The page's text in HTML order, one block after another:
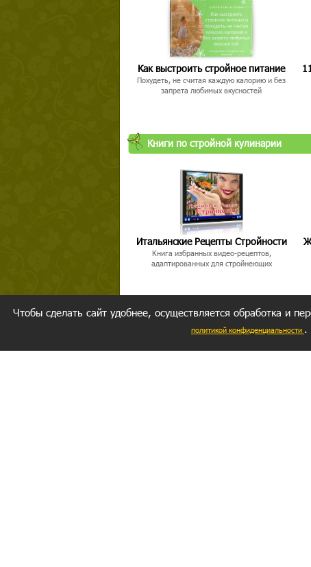
Как выстроить стройное питание
Похудеть, не считая каждую калорию и без
запрета любимых вкусностей
Книги по стройной кулинарии
Итальянские Рецепты Стройности
Книга избранных видео-рецептов,
адаптированных для стройнеющих
Чтобы сделать сайт удобнее, осуществляется обработка и
политикой конфиденциальности .